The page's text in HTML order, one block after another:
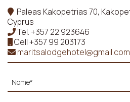
SERVIZI
Paleas Kakopetrias 70,
Cyprus
Tel.+357 22 923646
Cell+357 99 203173
maritsalodgehotel@gmail.com